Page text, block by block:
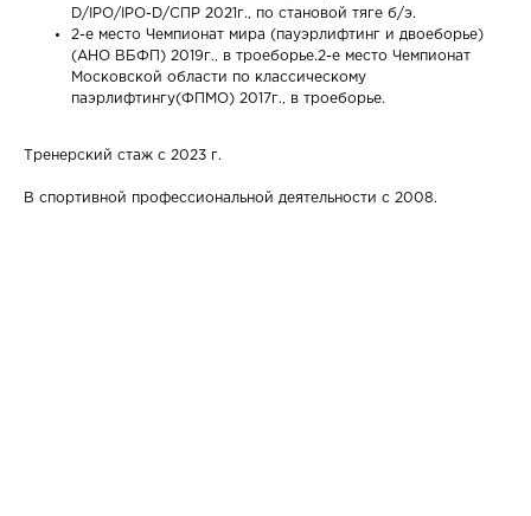
D/IPO/IPO-D/СПР 2021г., по становой тяге б/э.
2-е место Чемпионат мира (пауэрлифтинг и двоеборье)
(АНО ВБФП) 2019г., в троеборье.2-е место Чемпионат
Московской области по классическому
паэрлифтингу(ФПМО) 2017г., в троеборье.
Тренерский стаж с 2023 г.
В спортивной профессиональной деятельности с 2008.